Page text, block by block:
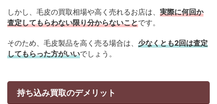
しかし、毛皮の買取相場や高く売れるお店は、 実際に何回か
査定してもらわない限り分からないことです。
そのため、毛皮製品を高く売る場合は、 少なくとも2回は査定
してもらった方がいいでしょう。
持ち込み買取のデメリット